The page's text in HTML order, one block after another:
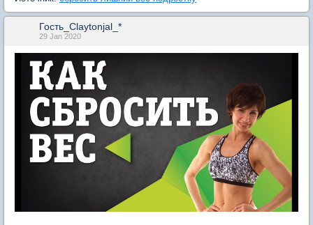
Гость_Claytonjal_*
29 Jan 2020